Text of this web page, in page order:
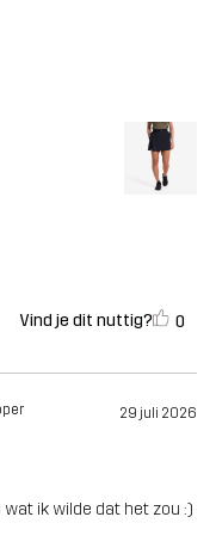
Vind je dit nuttig? 0
29 juli 2026
ik wilde dat het zou :)